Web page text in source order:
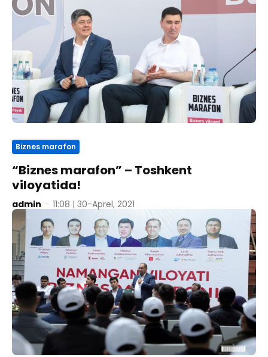
Biznes marafon
“Biznes marafon” – Toshkent
viloyatida!
admin - 11:08 | 30-Aprel, 2021